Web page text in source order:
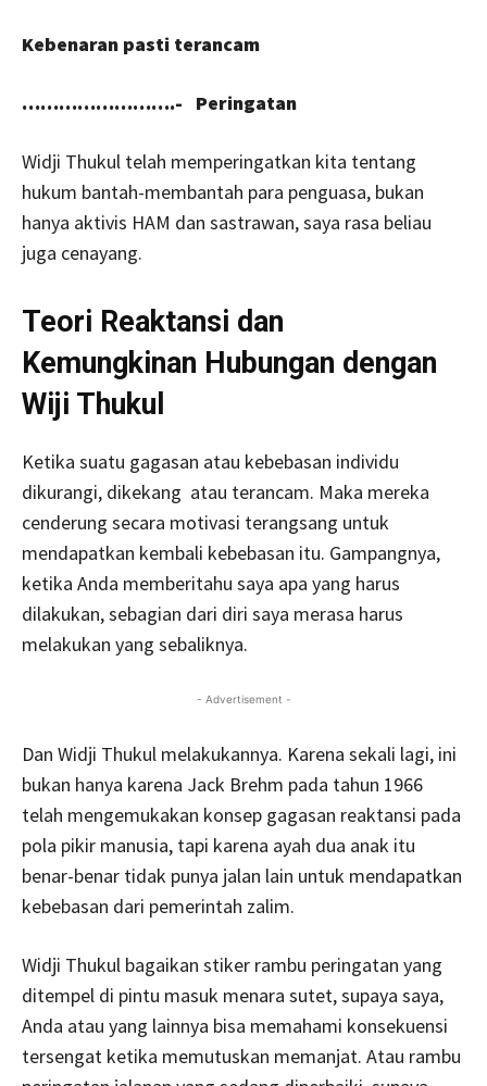
Kebenaran pasti terancam
…………………….- Peringatan
Widji Thukul telah memperingatkan kita tentang
hukum bantah-membantah para penguasa, bukan
hanya aktivis HAM dan sastrawan, saya rasa beliau
juga cenayang.
Teori Reaktansi dan
Kemungkinan Hubungan dengan
Wiji Thukul
Ketika suatu gagasan atau kebebasan individu
dikurangi, dikekang atau terancam. Maka mereka
cenderung secara motivasi terangsang untuk
mendapatkan kembali kebebasan itu. Gampangnya,
ketika Anda memberitahu saya apa yang harus
dilakukan, sebagian dari diri saya merasa harus
melakukan yang sebaliknya.
- Advertisement -
Dan Widji Thukul melakukannya. Karena sekali lagi, ini
bukan hanya karena Jack Brehm pada tahun 1966
telah mengemukakan konsep gagasan reaktansi pada
pola pikir manusia, tapi karena ayah dua anak itu
benar-benar tidak punya jalan lain untuk mendapatkan
kebebasan dari pemerintah zalim.
Widji Thukul bagaikan stiker rambu peringatan yang
ditempel di pintu masuk menara sutet, supaya saya,
Anda atau yang lainnya bisa memahami konsekuensi
tersengat ketika memutuskan memanjat. Atau rambu